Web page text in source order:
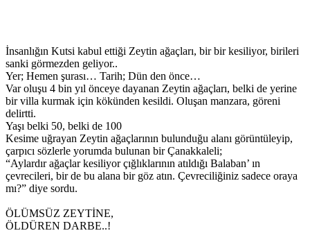
İnsanlığın Kutsi kabul ettiği Zeytin ağaçları, bir bir kesiliyor, birileri
sanki görmezden geliyor..
Yer; Hemen şurası… Tarih; Dün den önce…
Var oluşu 4 bin yıl önceye dayanan Zeytin ağaçları, belki de yerine
bir villa kurmak için kökünden kesildi. Oluşan manzara, göreni
delirtti.
Yaşı belki 50, belki de 100
Kesime uğrayan Zeytin ağaçlarının bulunduğu alanı görüntüleyip,
çarpıcı sözlerle yorumda bulunan bir Çanakkaleli;
“Aylardır ağaçlar kesiliyor çığlıklarının atıldığı Balaban’ ın
çevrecileri, bir de bu alana bir göz atın. Çevreciliğiniz sadece oraya
mı?” diye sordu.
ÖLÜMSÜZ ZEYTİNE,
ÖLDÜREN DARBE..!